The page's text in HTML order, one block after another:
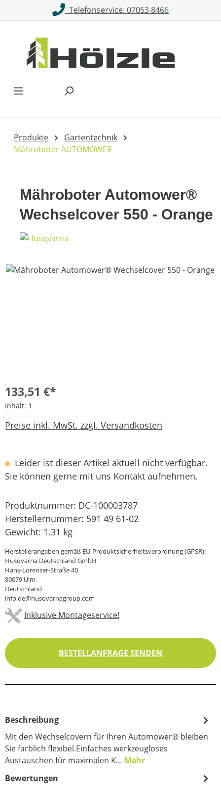
Zum Hauptinhalt springenTelefonservice: 07053 8466
Produkte
Gartentechnik
Mähroboter AUTOMOWER
Mähroboter Automower®
Wechselcover 550 - Orange
Bildergalerie überspringen
133,51 €*
Inhalt: 1
Preise inkl. MwSt. zzgl. Versandkosten
Leider ist dieser Artikel aktuell nicht verfügbar.
Sie können gerne mit uns Kontakt aufnehmen.
Produktnummer: DC-100003787
Herstellernummer: 591 49 61-02
Gewicht: 1.31 kg
Herstellerangaben gemäß EU-Produktsicherheitsverordnung (GPSR):
Husqvarna Deutschland GmbH
Hans-Lorenser-Straße 40
89079 Ulm
Deutschland
info.de@husqvarnagroup.com
Inklusive Montageservice!
BESTELLANFRAGE SENDEN
Beschreibung
Mit den Wechselcovern für Ihren Automower® bleiben
Sie farblich flexibel.Einfaches werkzeugloses
Austauschen für maximalen K… Mehr
Bewertungen